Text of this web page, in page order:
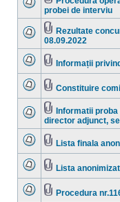
necitite
sunt
mesaje
necitite
Fişier(e)
ataşat(e)
probei de interviu
Nu
sunt
mesaje
necitite
Fişier(e)
ataşat(e)
Rezultate
08.09.2022
sunt
mesaje
necitite
Informații
sunt
mesaje
necitite
Constituire
Nu
sunt
mesaje
necitite
Fişier(e)
ataşat(e)
Informatii
director adjunct,
sunt
mesaje
necitite
Lista finala
sunt
mesaje
necitite
Lista
Procedura